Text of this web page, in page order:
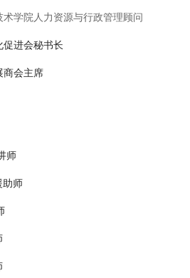
术学院人力资源与行政管理顾问
促进会秘书长
商会主席
师
助师